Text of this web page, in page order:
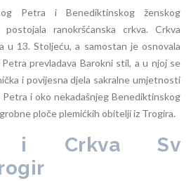
Petra i Benediktinskog ženskog
ranokršćanska crkva. Crkva
u 13. Stoljeću, a samostan je osnovala
Petra prevladava Barokni stil, a u njoj se
i povijesna djela sakralne umjetnosti
Petra i oko nekadašnjeg Benediktinskog
ploče plemićkih obitelji iz Trogira.
i Crkva Sv